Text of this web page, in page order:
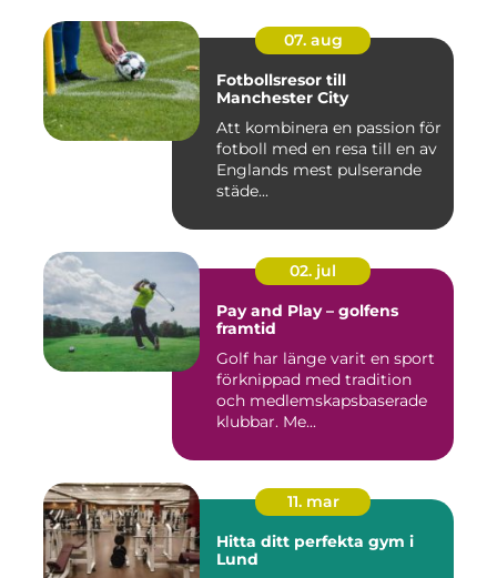
07. aug
Fotbollsresor till
Manchester City
Att kombinera en passion för
fotboll med en resa till en av
Englands mest pulserande
städe...
02. jul
Pay and Play – golfens
framtid
Golf har länge varit en sport
förknippad med tradition
och medlemskapsbaserade
klubbar. Me...
11. mar
Hitta ditt perfekta gym i
Lund